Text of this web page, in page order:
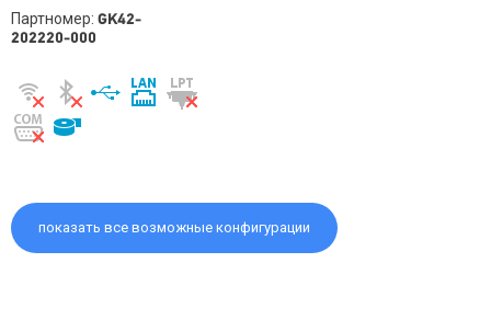
Партномер: GK42-
202220-000
показать все возможные конфигурации